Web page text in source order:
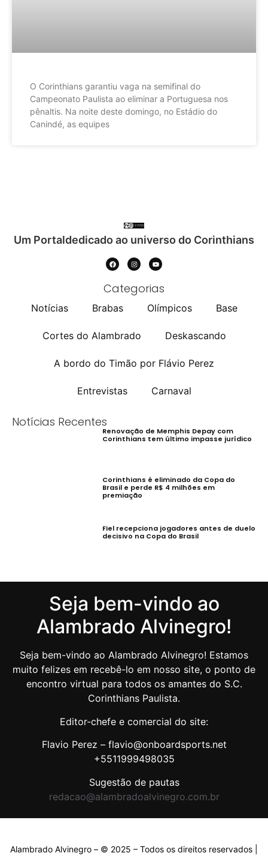
O Corinthians garantiu vaga na semifinal do
Campeonato Paulista ao eliminar a Portuguesa nos
pênaltis. Na noite deste domingo, no Estádio do
Canindé, as equipes
Um Portaldedicado ao universo do Corinthians
Categorias
Notícias Brabas Olímpicos Base
Cortes do Alambrado Deskascando
A bordo do Timão por Flávio Perez
Entrevistas Carnaval
Notícias Recentes
Renovação de Memphis Depay com
Corinthians tem último impasse jurídico
Corinthians é eliminado da Copa do
Brasil e perde R$ 4 milhões em
premiação
Fiel recepciona jogadores antes de duelo
decisivo na Copa do Brasil
Seja bem-vindo ao
Alambrado Alvinegro!
Seja bem-vindo ao Alambrado Alvinegro! Estamos
muito felizes em recebê-lo em nosso site, o ponto de
encontro virtual para todos os amantes do S.C.
Corinthians Paulista.
Editor-chefe e comercial do site:
Flavio Perez – flavio@onboardsports.net
+5511999498035
Sugestão de pautas
redacao@alambradoalvinegro.com.br
Alambrado Alvinegro – © 2025 – Todos os direitos reservados |